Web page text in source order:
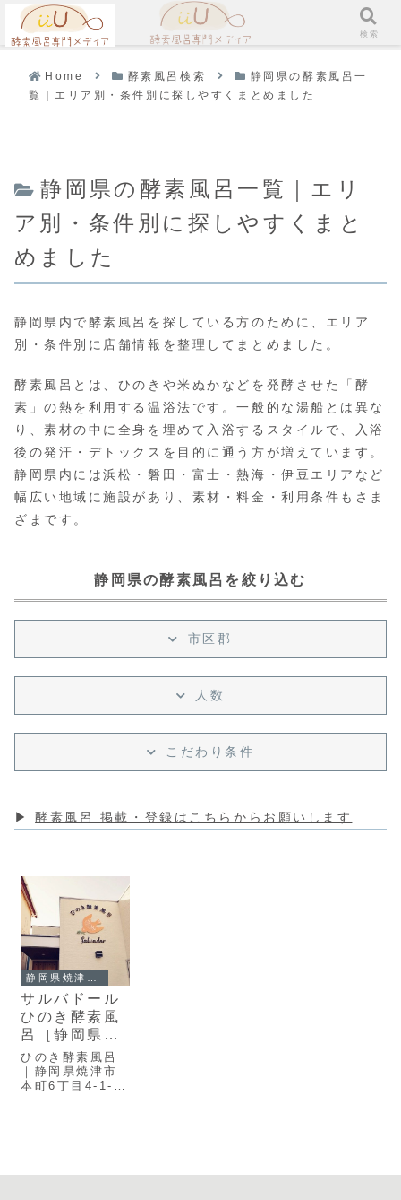
Home 酵素風呂検索
静岡県の酵素風呂一
覧｜エリア別・条件別に探しやすくまとめました
静岡県の酵素風呂一覧｜エリ
ア別・条件別に探しやすくまと
めました
静岡県内で酵素風呂を探している方のために、エリア
別・条件別に店舗情報を整理してまとめました。
酵素風呂とは、ひのきや米ぬかなどを発酵させた「酵
素」の熱を利用する温浴法です。一般的な湯船とは異な
り、素材の中に全身を埋めて入浴するスタイルで、入浴
後の発汗・デトックスを目的に通う方が増えています。
静岡県内には浜松・磐田・富士・熱海・伊豆エリアなど
幅広い地域に施設があり、素材・料金・利用条件もさま
ざまです。
静岡県の酵素風呂を絞り込む
市区郡
人数
こだわり条件
▶酵素風呂 掲載・登録はこちらからお願いします
サルバドール
ひのき酵素風
呂［静岡県焼
津市の酵素風
呂・酵素浴］
ひのき酵素風呂
｜静岡県焼津市
本町6丁目4-1-2
メニュー 検索